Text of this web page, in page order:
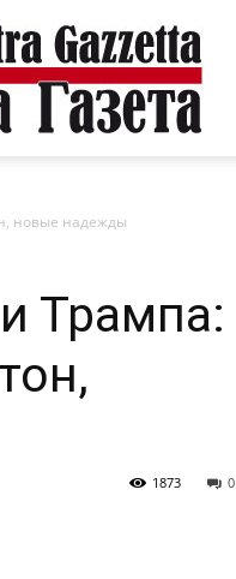
новые надежды
Трампа:
0
1873